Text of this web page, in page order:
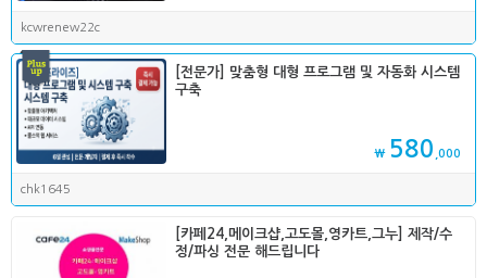
kcwrenew22c
[전문가] 맞춤형 대형 프로그램 및 자동화 시스템
구축
₩ 580 ,000
chk1645
[카페24,메이크샵,고도몰,영카트,그누] 제작/수
정/파싱 전문 해드립니다